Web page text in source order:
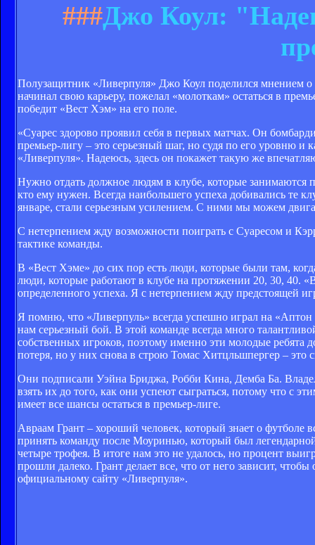
###Джо Коул:
Полузащитник «Ливерпуля» Джо Коул поделился мнением о
начинал свою карьеру, пожелал «молоткам» остаться в
победит «Вест Хэм» на его поле.
«Суарес здорово проявил себя в первых матчах. Он
премьер-лигу – это серьезный шаг, но судя по его уровню и
«Ливерпуля». Надеюсь, здесь он покажет такую же
Нужно отдать должное людям в клубе, которые
кто ему нужен. Всегда наибольшего успеха добивались те
январе, стали серьезным усилением. С ними мы можем
С нетерпением жду возможности поиграть с Суаресом и
тактике команды.
В «Вест Хэме» до сих пор есть люди, которые были там,
люди, которые работают в клубе на протяжении 20, 30, 40.
определенного успеха. Я с нетерпением жду предстоящей
Я помню, что «Ливерпуль» всегда успешно играл на
нам серьезный бой. В этой команде всегда много
собственных игроков, поэтому именно эти молодые
потеря, но у них снова в строю Томас Хитцльшпергер – это
Они подписали Уэйна Бриджа, Робби Кина, Демба Ба.
взять их до того, как они успеют сыграться, потому что с
имеет все шансы остаться в премьер-лиге.
Авраам Грант – хороший человек, который знает о футболе
принять команду после Моуринью, который был
четыре трофея. В итоге нам это не удалось, но процент
прошли далеко. Грант делает все, что от него зависит,
официальному сайту «Ливерпуля».